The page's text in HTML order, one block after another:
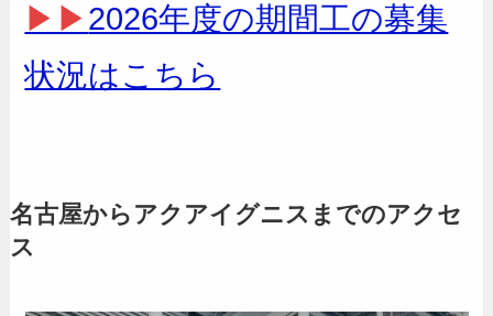
▶▶2026年度の期間工の募集
状況はこちら
名古屋からアクアイグニスまでのアクセ
ス